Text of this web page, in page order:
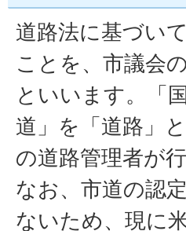
道路法に基づい
ことを、市議会
といいます。「
道」を「道路」
の道路管理者が
なお、市道の認
ないため、現に